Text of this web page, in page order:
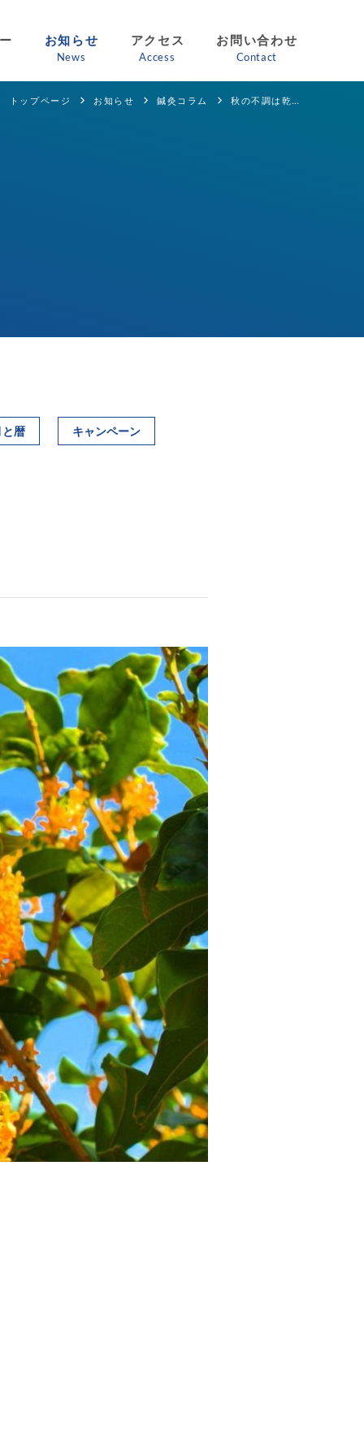
お知らせ
News
アクセス
Access
お問い合わせ
Contact
トップページ お知らせ 鍼灸コラム 秋の不調は乾燥から！身体の中から潤いUPしよう☯
と暦 キャンペーン